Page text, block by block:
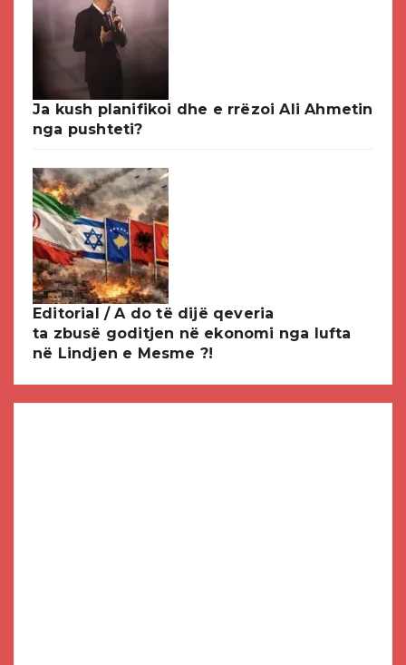
Ja kush planifikoi dhe e rrëzoi Ali Ahmetin
nga pushteti?
Editorial / A do të dijë qeveria
ta zbusë goditjen në ekonomi nga lufta
në Lindjen e Mesme ?!